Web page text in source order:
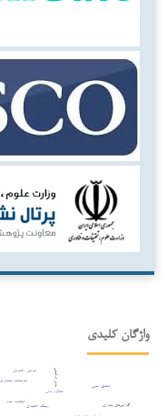
واژگان کلیدی
ریسک اعتباری
عملکرد مالی
کیفیت سود
بورس اوراق بهادار عراق
گزارش‌های پایداری
مؤسسات حسابرسی
تحلیل حس مدل ترکیبی عوامل راهبردی